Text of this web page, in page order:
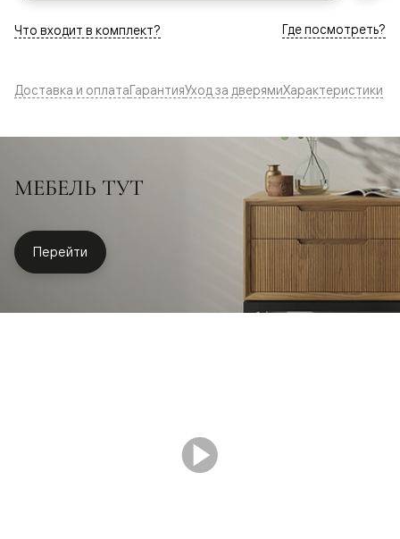
Что входит в комплект? Где посмотреть?
Доставка и оплатаГарантияУход за дверямиХарактеристики
МЕБЕЛЬ ТУТ
Перейти